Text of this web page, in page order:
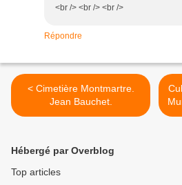
<br /> <br /> <br />
Répondre
< Cimetière Montmartre.
Jean Bauchet.
Hébergé par Overblog
Top articles